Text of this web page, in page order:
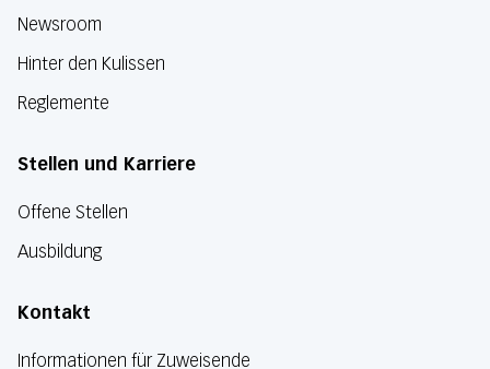
Newsroom
Hinter den Kulissen
Reglemente
Stellen und Karriere
Offene Stellen
Ausbildung
Kontakt
Informationen für Zuweisende